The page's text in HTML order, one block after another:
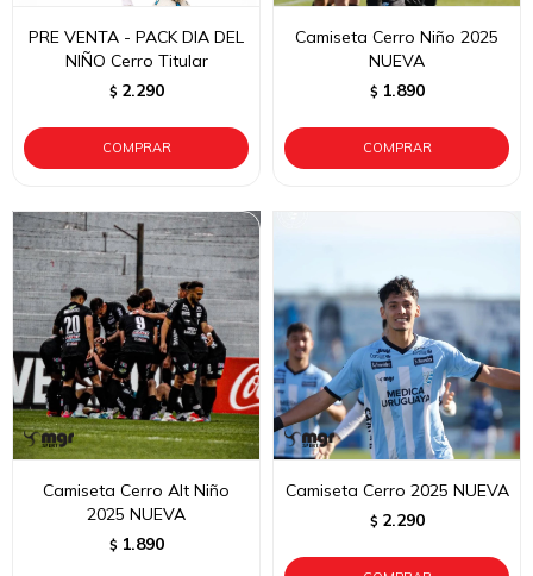
PRE VENTA - PACK DIA DEL
NIÑO Cerro Titular
$ 2.290
Camiseta Cerro Niño 2025
NUEVA
$ 1.890
Camiseta Cerro Alt Niño
2025 NUEVA
$ 1.890
Camiseta Cerro 2025 NUEVA
$ 2.290